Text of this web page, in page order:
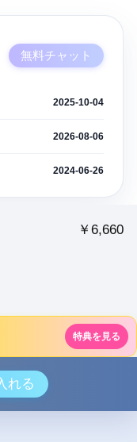
ヌルにしてシコって
…♡ 私はいつでも、
るんだから。
無料チャット
2025-10-04
2026-08-06
2024-06-26
￥6,660
特典を見る
れる